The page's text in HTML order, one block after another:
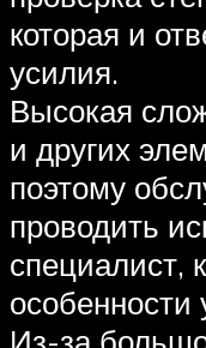
которая и
усилия.
Высокая
и других
поэтому
проводить
специалист,
особенности
Из-за